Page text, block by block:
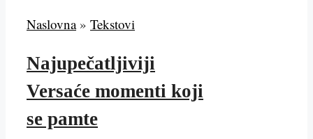
Naslovna» Tekstovi
Najupečatljiviji
Versaće momenti koji
se pamte